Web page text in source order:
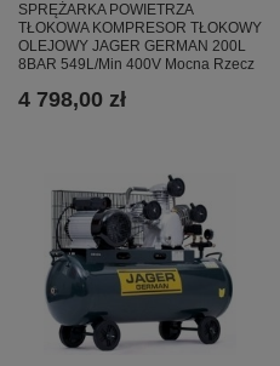
SPRĘŻARKA POWIETRZA
TŁOKOWA KOMPRESOR TŁOKOWY
OLEJOWY JAGER GERMAN 200L
8BAR 549L/Min 400V Mocna Rzecz
4 798,00 zł